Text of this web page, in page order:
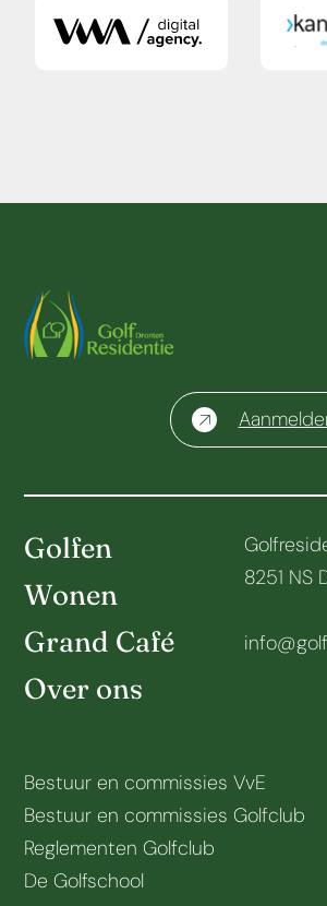
Golfen
Wonen
Grand Café
Over ons
8251 NS
Bestuur en commissies VvE
Bestuur en commissies Golfclub
Reglementen Golfclub
De Golfschool